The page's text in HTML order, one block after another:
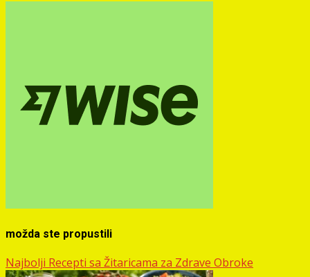
možda ste propustili
Najbolji Recepti sa Žitaricama za Zdrave Obroke